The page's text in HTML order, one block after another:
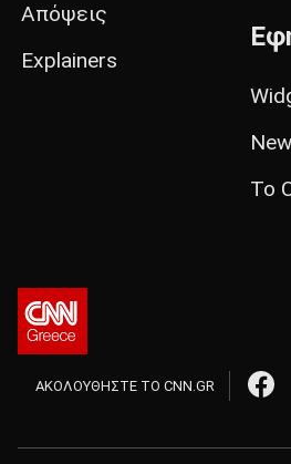
Απόψεις
Explainers
Το
ΑΚΟΛΟΥΘΗΣΤΕ ΤΟ CNN.GR